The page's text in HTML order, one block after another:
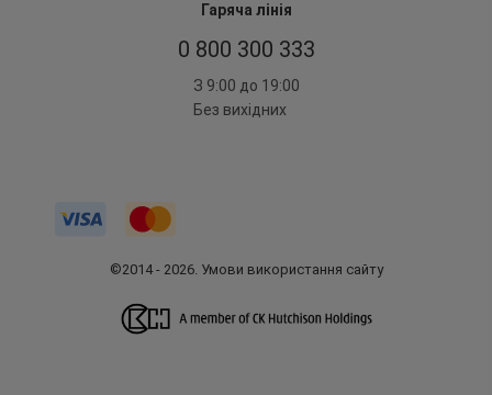
Гаряча лінія
0 800 300 333
З 9:00 до 19:00
Без вихідних
©2014 - 2026. Умови використання сайту